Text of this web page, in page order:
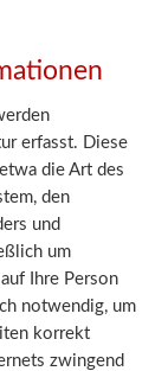
erfasst. Diese
die Art des
den
und
um
Ihre Person
notwendig, um
korrekt
zwingend